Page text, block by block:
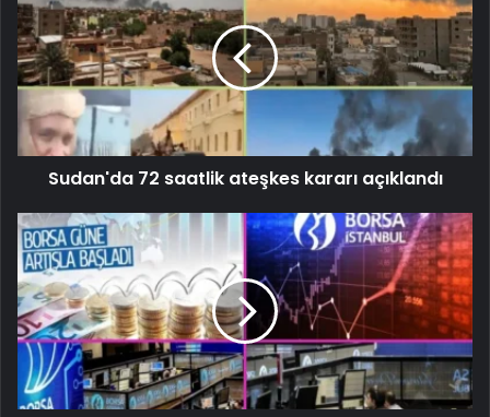
Sudan'da 72 saatlik ateşkes kararı açıklandı